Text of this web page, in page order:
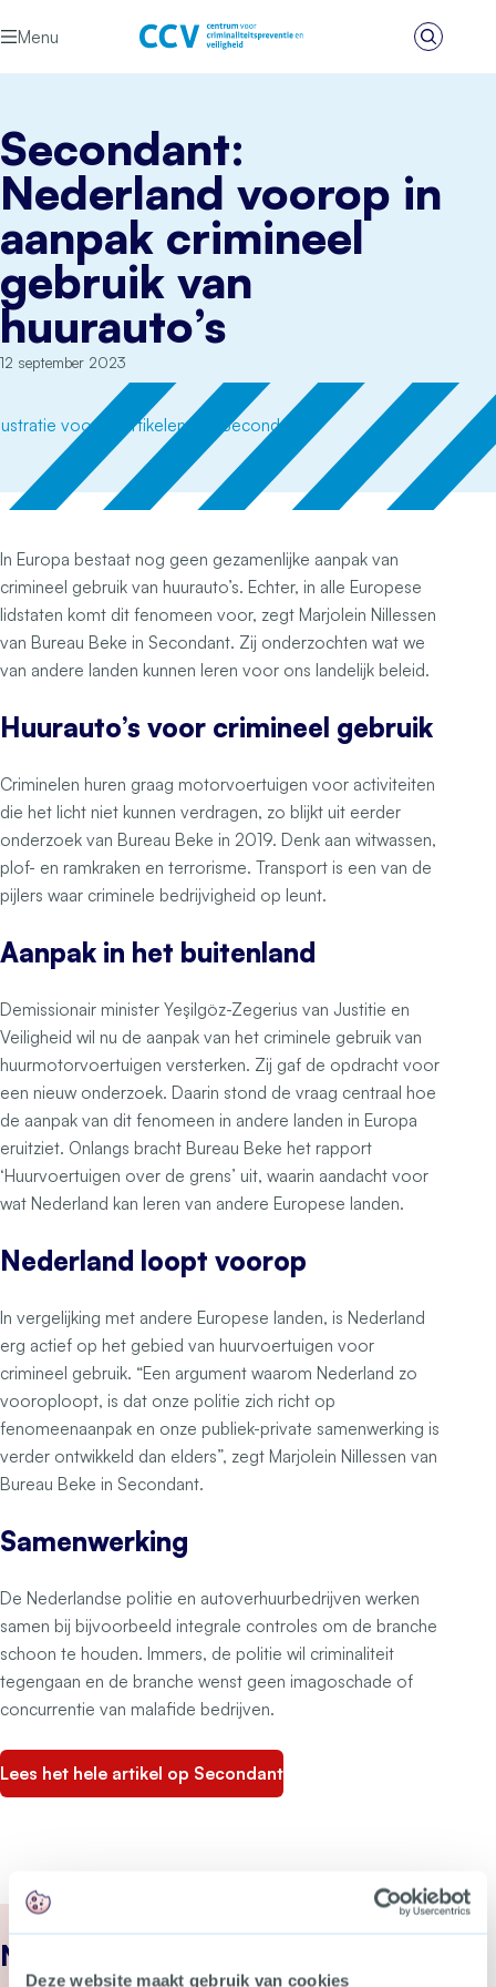
Deze website maakt gebruik van cookies
Menu
Zoeken
Secondant:
Nederland voorop in
aanpak crimineel
gebruik van
huurauto’s
12 september 2023
In Europa bestaat nog geen gezamenlijke aanpak van
crimineel gebruik van huurauto’s. Echter, in alle Europese
lidstaten komt dit fenomeen voor, zegt Marjolein Nillessen
van Bureau Beke in Secondant. Zij onderzochten wat we
van andere landen kunnen leren voor ons landelijk beleid.
Huurauto’s voor crimineel gebruik
Criminelen huren graag motorvoertuigen voor activiteiten
die het licht niet kunnen verdragen, zo blijkt uit eerder
onderzoek van Bureau Beke in 2019. Denk aan witwassen,
plof- en ramkraken en terrorisme. Transport is een van de
pijlers waar criminele bedrijvigheid op leunt.
Aanpak in het buitenland
Demissionair minister Yeşilgöz-Zegerius van Justitie en
Veiligheid wil nu de aanpak van het criminele gebruik van
huurmotorvoertuigen versterken. Zij gaf de opdracht voor
een nieuw onderzoek. Daarin stond de vraag centraal hoe
de aanpak van dit fenomeen in andere landen in Europa
eruitziet. Onlangs bracht Bureau Beke het rapport
‘Huurvoertuigen over de grens’ uit, waarin aandacht voor
wat Nederland kan leren van andere Europese landen.
Nederland loopt voorop
In vergelijking met andere Europese landen, is Nederland
erg actief op het gebied van huurvoertuigen voor
crimineel gebruik. “Een argument waarom Nederland zo
vooroploopt, is dat onze politie zich richt op
fenomeenaanpak en onze publiek-private samenwerking is
verder ontwikkeld dan elders”, zegt Marjolein Nillessen van
Bureau Beke in Secondant.
Samenwerking
De Nederlandse politie en autoverhuurbedrijven werken
samen bij bijvoorbeeld integrale controles om de branche
schoon te houden. Immers, de politie wil criminaliteit
tegengaan en de branche wenst geen imagoschade of
concurrentie van malafide bedrijven.
Lees het hele artikel op Secondant
Nieuws